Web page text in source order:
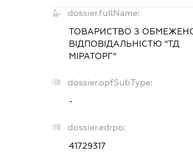
dossier.fullName:
ТОВАРИСТВО З
ВІДПОВІДАЛЬНІСТЮ "ТД
МІРАТОРГ"
dossier.opfSubType:
-
dossier.edrpo:
41729317